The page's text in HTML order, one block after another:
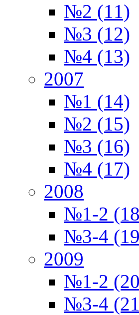
№2 (11)
№3 (12)
№4 (13)
2007
№1 (14)
№2 (15)
№3 (16)
№4 (17)
2008
№1-2
№3-4
2009
№1-2
№3-4